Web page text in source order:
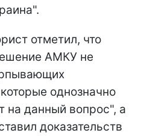
отметил, что
АМКУ не
однозначно
на данный вопрос", а
доказательств